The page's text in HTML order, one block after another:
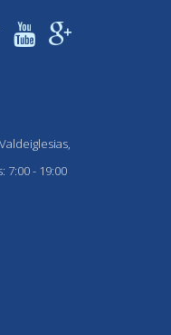
7:00 - 19:00